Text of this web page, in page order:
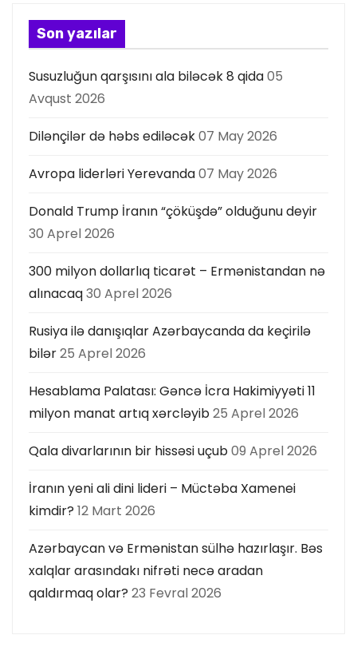
s
ı
Son yazılar
Susuzluğun qarşısını ala biləcək 8 qida05
Avqust 2026
Dilənçilər də həbs ediləcək07 May 2026
Avropa liderləri Yerevanda07 May 2026
Donald Trump İranın “çöküşdə” olduğunu deyir
30 Aprel 2026
300 milyon dollarlıq ticarət – Ermənistandan nə
alınacaq30 Aprel 2026
Rusiya ilə danışıqlar Azərbaycanda da keçirilə
bilər25 Aprel 2026
Hesablama Palatası: Gəncə İcra Hakimiyyəti 11
milyon manat artıq xərcləyib25 Aprel 2026
Qala divarlarının bir hissəsi uçub09 Aprel 2026
İranın yeni ali dini lideri – Müctəba Xamenei
kimdir? 12 Mart 2026
Azərbaycan və Ermənistan sülhə hazırlaşır. Bəs
xalqlar arasındakı nifrəti necə aradan
qaldırmaq olar? 23 Fevral 2026